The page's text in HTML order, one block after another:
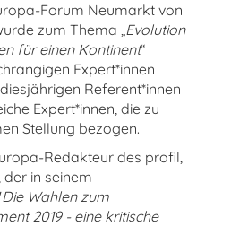
Forum Neumarkt von
zum Thema „Evolution
für einen Kontinent“
Expert*innen
Referent*innen
Expert*innen, die zu
Stellung bezogen.
Redakteur des profil,
der in seinem
Die Wahlen zum
2019 - eine kritische